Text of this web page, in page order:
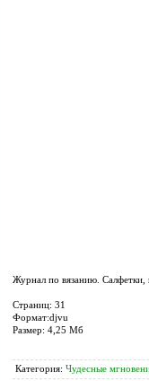
Журнал по вязанию. Салфетки,
Страниц: 31
Формат:djvu
Размер: 4,25 Мб
Категория: Чудесные